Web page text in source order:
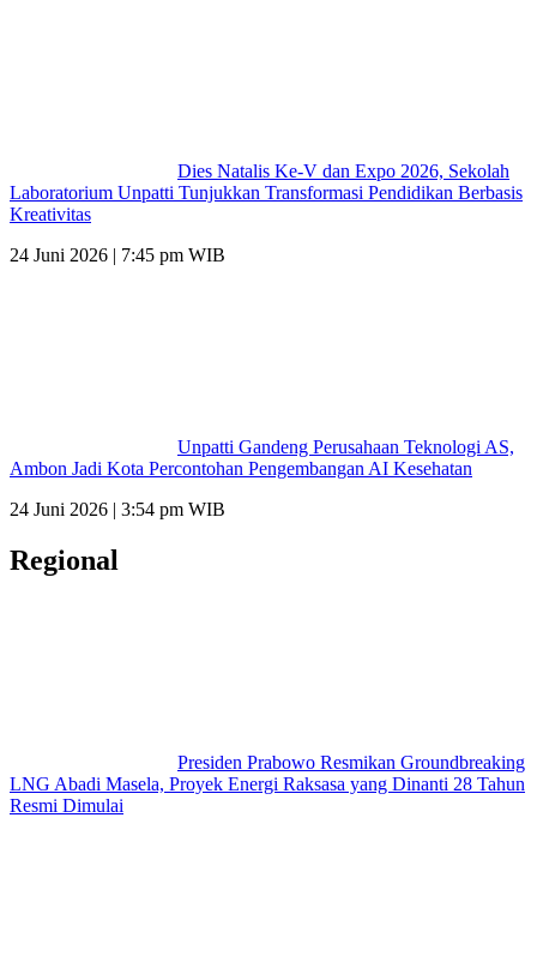
Dies Natalis Ke-V dan Expo 2026, Sekolah
Laboratorium Unpatti Tunjukkan Transformasi Pendidikan Berbasis
Kreativitas
24 Juni 2026 | 7:45 pm WIB
Unpatti Gandeng Perusahaan Teknologi AS,
Ambon Jadi Kota Percontohan Pengembangan AI Kesehatan
24 Juni 2026 | 3:54 pm WIB
Regional
Presiden Prabowo Resmikan Groundbreaking
LNG Abadi Masela, Proyek Energi Raksasa yang Dinanti 28 Tahun
Resmi Dimulai